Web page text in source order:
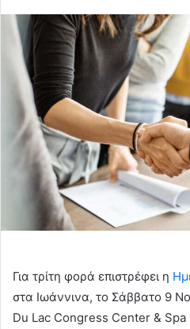
email
Για τρίτη φορά επιστρέφει η
στα Ιωάννινα, το Σάββατο 9
Du Lac Congress Center &